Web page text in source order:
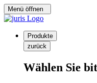
Menü öffnen
Produkte
zurück
Wählen Sie